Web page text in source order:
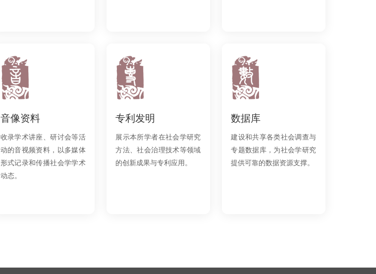
音像资料
收录学术讲座、研讨会等活
动的音视频资料，以多媒体
形式记录和传播社会学学术
动态。
专利发明
展示本所学者在社会学研究
方法、社会治理技术等领域
的创新成果与专利应用。
数据库
建设和共享各类社会调查与
专题数据库，为社会学研究
提供可靠的数据资源支撑。